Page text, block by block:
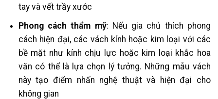
tay và vết trầy xước
Phong cách thẩm mỹ: Nếu gia chủ thích phong
cách hiện đại, các vách kính hoặc kim loại với các
bề mặt như kính chịu lực hoặc kim loại khắc hoa
văn có thể là lựa chọn lý tưởng. Những mẫu vách
này tạo điểm nhấn nghệ thuật và hiện đại cho
không gian​